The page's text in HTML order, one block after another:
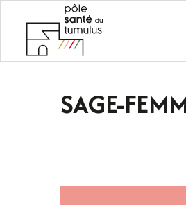
L'ÉQUIPE SOINS PARAMÉDICAUX
SAGE-